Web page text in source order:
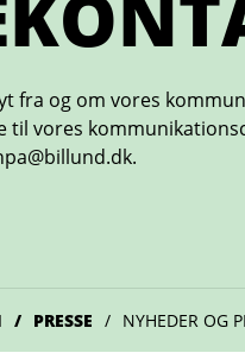
fra og om vores
til vores
PRESSE NYHEDER OG